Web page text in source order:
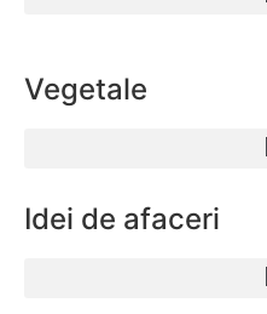
Vegetale
Idei de afaceri